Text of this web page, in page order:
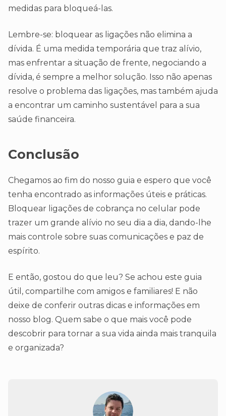
medidas para bloqueá-las.
Lembre-se: bloquear as ligações não elimina a
dívida. É uma medida temporária que traz alívio,
mas enfrentar a situação de frente, negociando a
dívida, é sempre a melhor solução. Isso não apenas
resolve o problema das ligações, mas também ajuda
a encontrar um caminho sustentável para a sua
saúde financeira.
Conclusão
Chegamos ao fim do nosso guia e espero que você
tenha encontrado as informações úteis e práticas.
Bloquear ligações de cobrança no celular pode
trazer um grande alívio no seu dia a dia, dando-lhe
mais controle sobre suas comunicações e paz de
espírito.
E então, gostou do que leu? Se achou este guia
útil, compartilhe com amigos e familiares! E não
deixe de conferir outras dicas e informações em
nosso blog. Quem sabe o que mais você pode
descobrir para tornar a sua vida ainda mais tranquila
e organizada?